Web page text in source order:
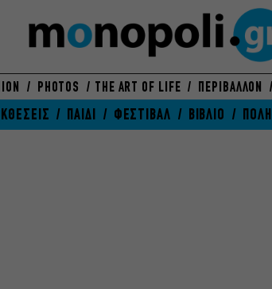
PHOTOS THE ART OF LIFE ΠΕΡΙΒΑΛΛΟΝ
ΠΑΙΔΙ ΦΕΣΤΙΒΑΛ ΒΙΒΛΙΟ ΠΟΛΗ